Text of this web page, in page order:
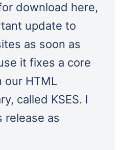
download here,
update to
as soon as
it fixes a core
our HTML
called KSES. I
release as